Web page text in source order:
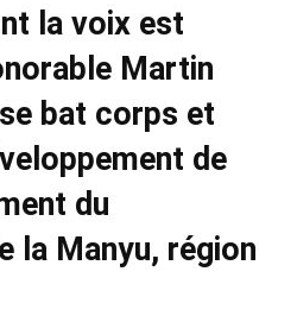
la voix est
Martin
bat corps et
de
du
la Manyu, région